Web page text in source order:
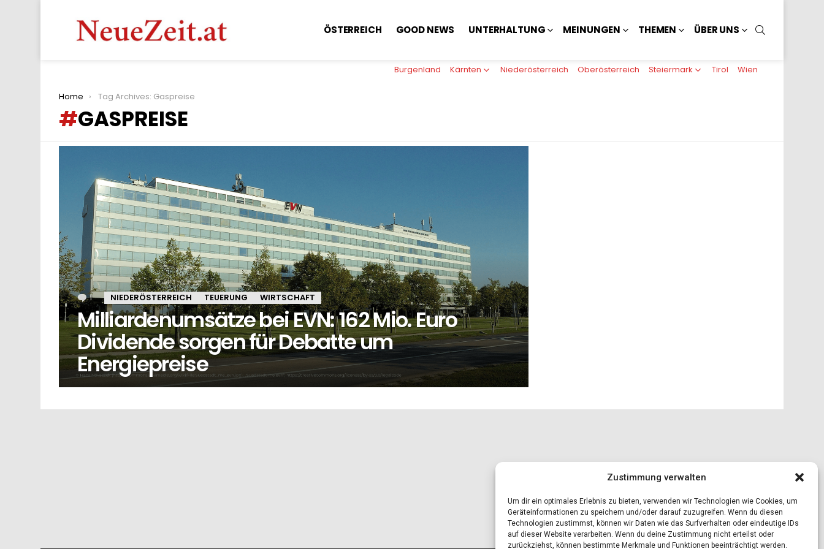
Zustimmung verwalten
Um dir ein optimales Erlebnis zu bieten, verwenden wir Technologien wie Cookies, um
Geräteinformationen zu speichern und/oder darauf zuzugreifen. Wenn du diesen
Technologien zustimmst, können wir Daten wie das Surfverhalten oder eindeutige IDs
auf dieser Website verarbeiten. Wenn du deine Zustimmung nicht erteilst oder
zurückziehst, können bestimmte Merkmale und Funktionen beeinträchtigt werden.
ÖSTERREICH GOOD NEWS UNTERHALTUNG MEINUNGEN THEMEN ÜBER UNS
Burgenland Kärnten Niederösterreich Oberösterreich Steiermark Tirol Wien
You are here:
Home Tag Archives: Gaspreise
GASPREISE
STORIES
1 Kommentar
NIEDERÖSTERREICH TEUERUNG WIRTSCHAFT
Milliardenumsätze bei EVN: 162 Mio. Euro
Dividende sorgen für Debatte um
Energiepreise